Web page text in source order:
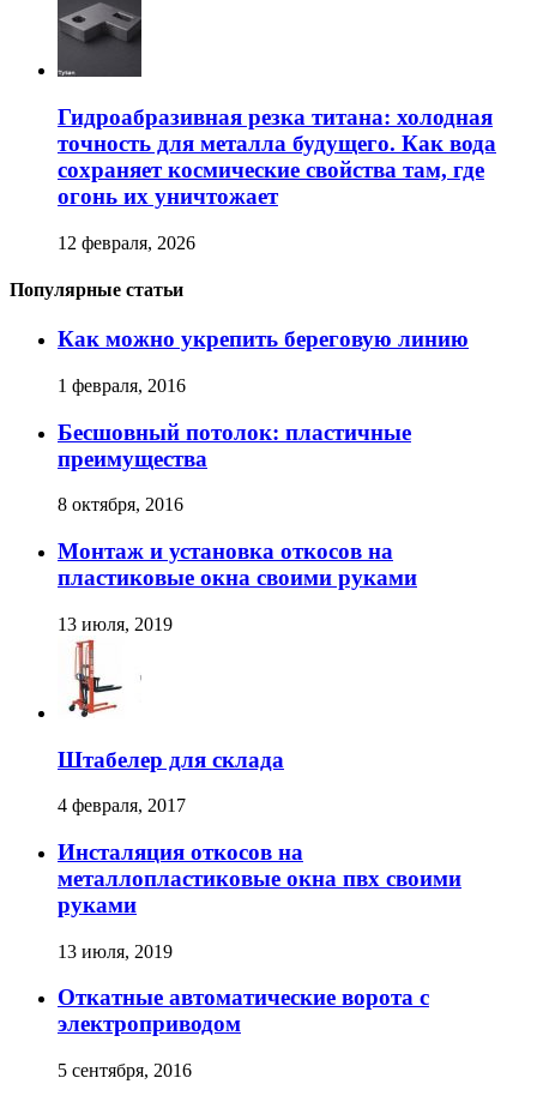
Гидроабразивная резка титана: холодная
точность для металла будущего. Как вода
сохраняет космические свойства там, где
огонь их уничтожает
12 февраля, 2026
Популярные статьи
Как можно укрепить береговую линию
1 февраля, 2016
Бесшовный потолок: пластичные
преимущества
8 октября, 2016
Монтаж и установка откосов на
пластиковые окна своими руками
13 июля, 2019
Штабелер для склада
4 февраля, 2017
Инсталяция откосов на
металлопластиковые окна пвх своими
руками
13 июля, 2019
Откатные автоматические ворота с
электроприводом
5 сентября, 2016